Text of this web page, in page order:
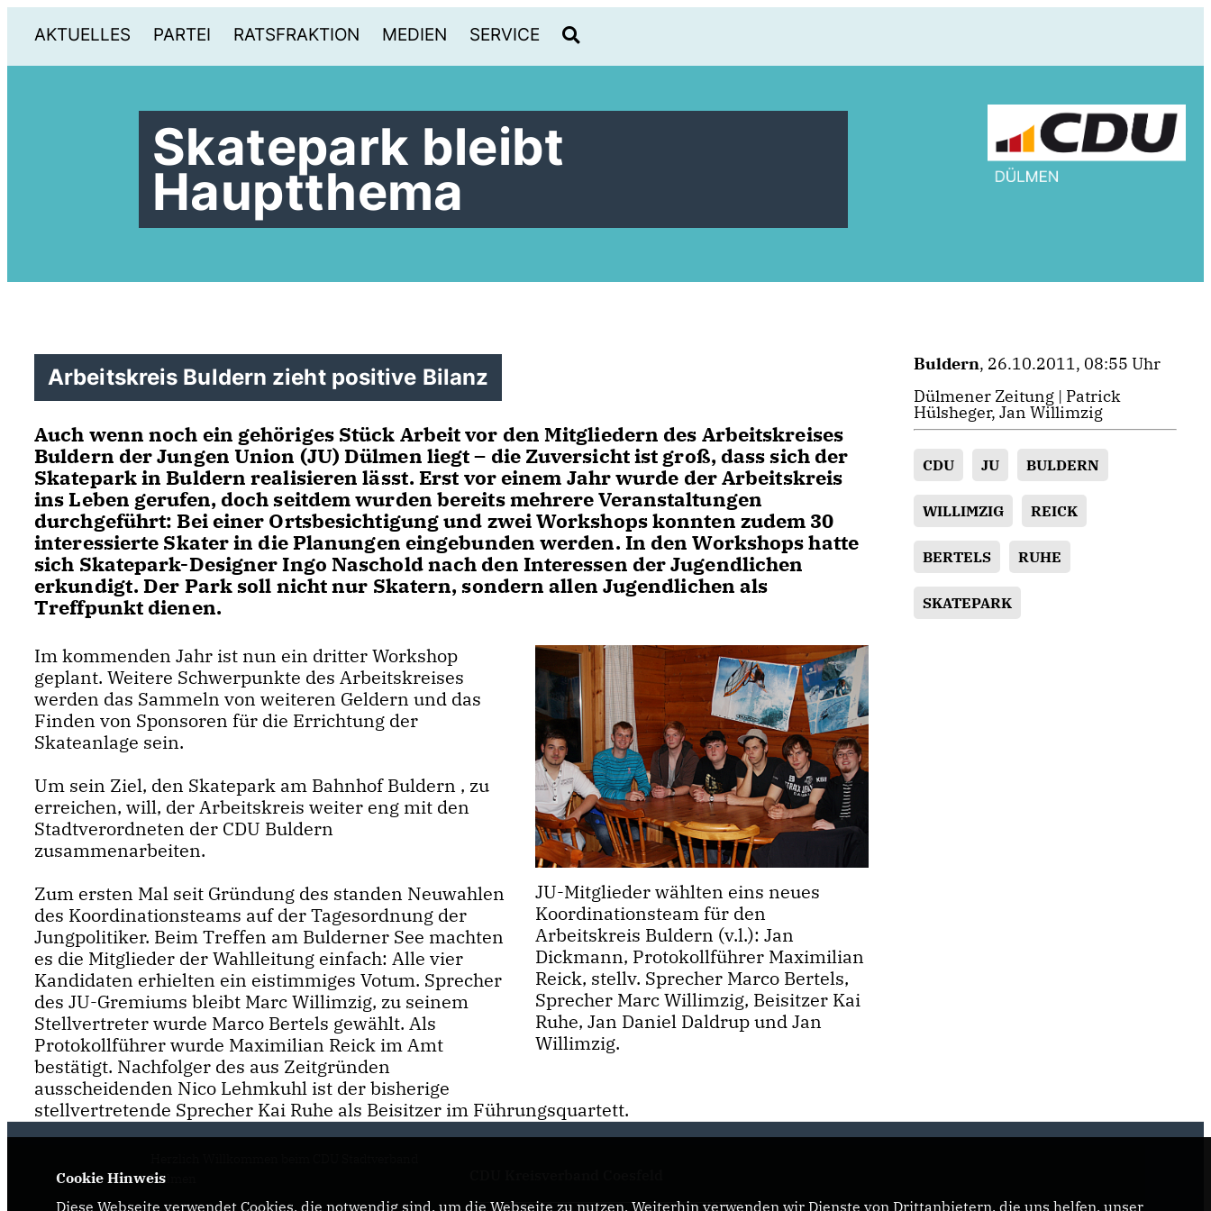
AKTUELLES PARTEI RATSFRAKTION MEDIEN SERVICE
Skatepark bleibt
Hauptthema
Arbeitskreis Buldern zieht positive Bilanz
Auch wenn noch ein gehöriges Stück Arbeit vor den Mitgliedern des Arbeitskreises
Buldern der Jungen Union (JU) Dülmen liegt – die Zuversicht ist groß, dass sich der
Skatepark in Buldern realisieren lässt. Erst vor einem Jahr wurde der Arbeitskreis
ins Leben gerufen, doch seitdem wurden bereits mehrere Veranstaltungen
durchgeführt: Bei einer Ortsbesichtigung und zwei Workshops konnten zudem 30
interessierte Skater in die Planungen eingebunden werden. In den Workshops hatte
sich Skatepark-Designer Ingo Naschold nach den Interessen der Jugendlichen
erkundigt. Der Park soll nicht nur Skatern, sondern allen Jugendlichen als
Treffpunkt dienen.
JU-Mitglieder wählten eins neues
Koordinationsteam für den
Arbeitskreis Buldern (v.l.): Jan
Dickmann, Protokollführer Maximilian
Reick, stellv. Sprecher Marco Bertels,
Sprecher Marc Willimzig, Beisitzer Kai
Ruhe, Jan Daniel Daldrup und Jan
Willimzig.
Im kommenden Jahr ist nun ein dritter Workshop
geplant. Weitere Schwerpunkte des Arbeitskreises
werden das Sammeln von weiteren Geldern und das
Finden von Sponsoren für die Errichtung der
Skateanlage sein.
Um sein Ziel, den Skatepark am Bahnhof Buldern , zu
erreichen, will, der Arbeitskreis weiter eng mit den
Stadtverordneten der CDU Buldern
zusammenarbeiten.
Zum ersten Mal seit Gründung des standen Neuwahlen
des Koordinationsteams auf der Tagesordnung der
Jungpolitiker. Beim Treffen am Bulderner See machten
es die Mitglieder der Wahlleitung einfach: Alle vier
Kandidaten erhielten ein eistimmiges Votum. Sprecher
des JU-Gremiums bleibt Marc Willimzig, zu seinem
Stellvertreter wurde Marco Bertels gewählt. Als
Protokollführer wurde Maximilian Reick im Amt
bestätigt. Nachfolger des aus Zeitgründen
ausscheidenden Nico Lehmkuhl ist der bisherige
stellvertretende Sprecher Kai Ruhe als Beisitzer im Führungsquartett.
Buldern, 26.10.2011, 08:55 Uhr
Dülmener Zeitung | Patrick
Hülsheger, Jan Willimzig
CDU JU BULDERN
WILLIMZIG REICK
BERTELS RUHE
SKATEPARK
Dülmen
Cookie Hinweis
Diese Webseite verwendet Cookies, die notwendig sind, um die Webseite zu nutzen. Weiterhin verwenden wir Dienste von Drittanbietern, die uns helfen, unser